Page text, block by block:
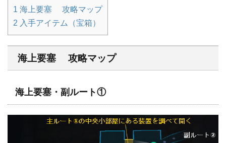
1 海上要塞 攻略マップ
2 入手アイテム（宝箱）
海上要塞 攻略マップ
海上要塞・副ルート①